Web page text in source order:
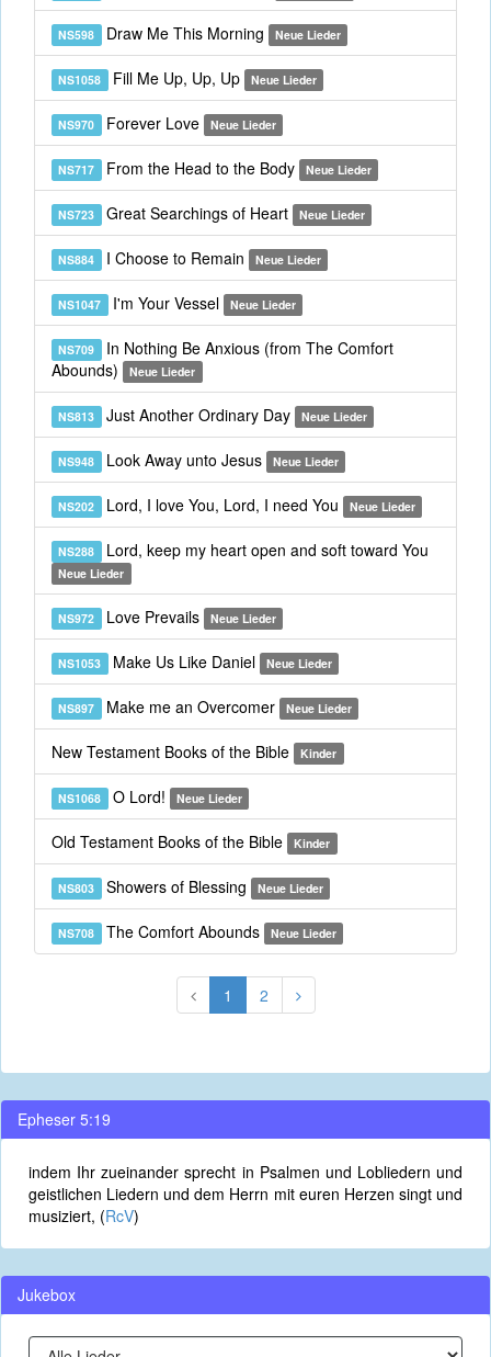
NS598 Draw Me This Morning Neue Lieder
NS1058 Fill Me Up, Up, Up Neue Lieder
NS970 Forever Love Neue Lieder
NS717 From the Head to the Body Neue Lieder
NS723 Great Searchings of Heart Neue Lieder
NS884 I Choose to Remain Neue Lieder
NS1047 I'm Your Vessel Neue Lieder
NS709 In Nothing Be Anxious (from The Comfort
Abounds)
Neue Lieder
NS813 Just Another Ordinary Day Neue Lieder
NS948 Look Away unto Jesus Neue Lieder
NS202 Lord, I love You, Lord, I need You Neue Lieder
NS288 Lord, keep my heart open and soft toward You
Neue Lieder
NS972 Love Prevails Neue Lieder
NS1053 Make Us Like Daniel Neue Lieder
NS897 Make me an Overcomer Neue Lieder
New Testament Books of the Bible Kinder
NS1068 O Lord! Neue Lieder
Old Testament Books of the Bible Kinder
NS803 Showers of Blessing Neue Lieder
NS708 The Comfort Abounds Neue Lieder
1 2
Epheser 5:19
indem Ihr zueinander sprecht in Psalmen und Lobliedern und
geistlichen Liedern und dem Herrn mit euren Herzen singt und
musiziert, (RcV)
Jukebox